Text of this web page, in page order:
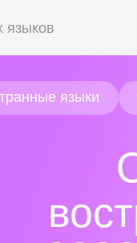
языков
языки
Китайский,